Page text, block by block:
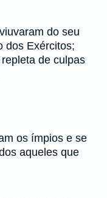
do seu
dos Exércitos;
de culpas
os ímpios e se
aqueles que